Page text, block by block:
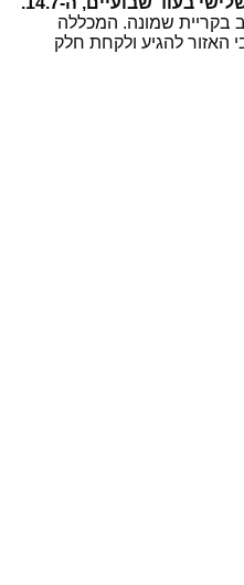
בקריית שמונה. המכללה
האזור להגיע ולקחת חלק